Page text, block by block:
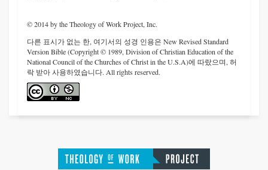
© 2014 by the Theology of Work Project, Inc.
다른 표시가 없는 한, 여기서의 성경 인용은 New Revised Standard
Version Bible (Copyright © 1989, Division of Christian Education of the
National Council of the Churches of Christ in the U.S.A)에 따랐으며, 허
락 받아 사용하였습니다. All rights reserved.